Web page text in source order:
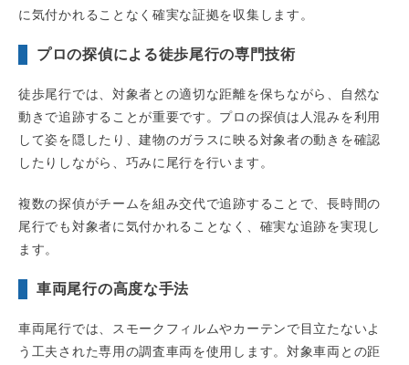
に気付かれることなく確実な証拠を収集します。
プロの探偵による徒歩尾行の専門技術
徒歩尾行では、対象者との適切な距離を保ちながら、自然な
動きで追跡することが重要です。プロの探偵は人混みを利用
して姿を隠したり、建物のガラスに映る対象者の動きを確認
したりしながら、巧みに尾行を行います。
複数の探偵がチームを組み交代で追跡することで、長時間の
尾行でも対象者に気付かれることなく、確実な追跡を実現し
ます。
車両尾行の高度な手法
車両尾行では、スモークフィルムやカーテンで目立たないよ
う工夫された専用の調査車両を使用します。対象車両との距